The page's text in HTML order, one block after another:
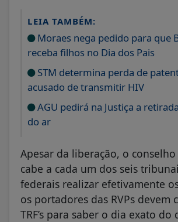
LEIA TAMBÉM:
Moraes nega pedido para que
receba filhos no Dia dos Pais
STM determina perda de
acusado de transmitir HIV
AGU pedirá na Justiça a
do ar
Apesar da liberação, o
cabe a cada um dos seis
federais realizar efetivamente
os portadores das RVPs devem
TRF’s para saber o dia exato do